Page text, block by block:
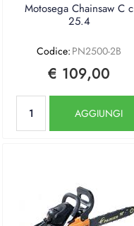
Motosega Chainsaw C c
25.4
Codice: PN2500-2B
€ 109,00
AGGIUNGI